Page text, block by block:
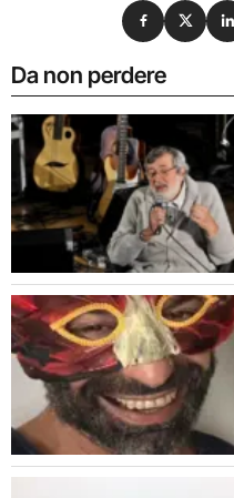
Da non perdere
Condividi su